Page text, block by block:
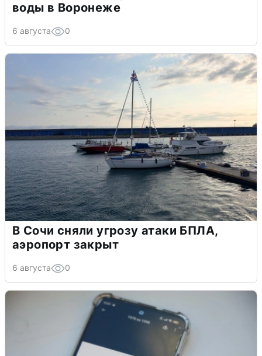
воды в Воронеже
6 августа 0
В Сочи сняли угрозу атаки БПЛА,
аэропорт закрыт
6 августа 0